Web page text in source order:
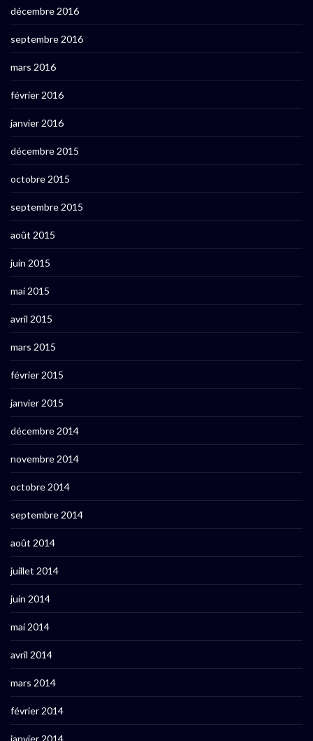
décembre 2016
septembre 2016
mars 2016
février 2016
janvier 2016
décembre 2015
octobre 2015
septembre 2015
août 2015
juin 2015
mai 2015
avril 2015
mars 2015
février 2015
janvier 2015
décembre 2014
novembre 2014
octobre 2014
septembre 2014
août 2014
juillet 2014
juin 2014
mai 2014
avril 2014
mars 2014
février 2014